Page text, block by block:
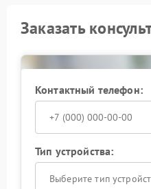
Заказать
Контактный телефон:
Тип устройства:
Выберите тип